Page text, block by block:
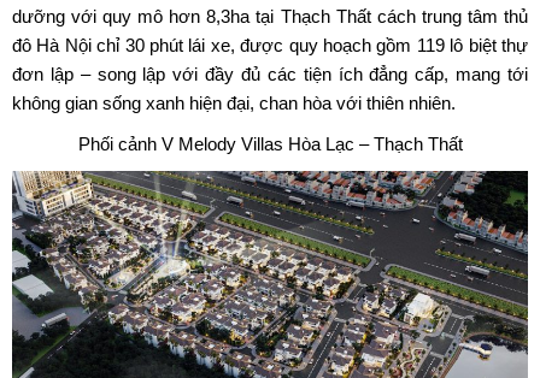
dưỡng với quy mô hơn 8,3ha tại Thạch Thất cách trung tâm thủ
đô Hà Nội chỉ 30 phút lái xe, được quy hoạch gồm 119 lô biệt thự
đơn lập – song lập với đầy đủ các tiện ích đẳng cấp, mang tới
không gian sống xanh hiện đại, chan hòa với thiên nhiên.
Phối cảnh V Melody Villas Hòa Lạc – Thạch Thất